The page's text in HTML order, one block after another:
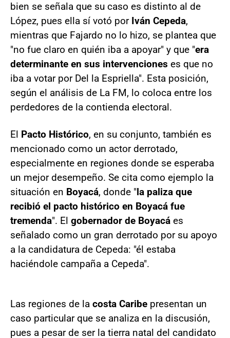
bien se señala que su caso es distinto al de
López, pues ella sí votó por Iván Cepeda,
mientras que Fajardo no lo hizo, se plantea que
"no fue claro en quién iba a apoyar" y que "era
determinante en sus intervenciones es que no
iba a votar por Del la Espriella". Esta posición,
según el análisis de La FM, lo coloca entre los
perdedores de la contienda electoral.
El Pacto Histórico, en su conjunto, también es
mencionado como un actor derrotado,
especialmente en regiones donde se esperaba
un mejor desempeño. Se cita como ejemplo la
situación en Boyacá, donde "la paliza que
recibió el pacto histórico en Boyacá fue
tremenda". El gobernador de Boyacá es
señalado como un gran derrotado por su apoyo
a la candidatura de Cepeda: "él estaba
haciéndole campaña a Cepeda".
Las regiones de la costa Caribe presentan un
caso particular que se analiza en la discusión,
pues a pesar de ser la tierra natal del candidato